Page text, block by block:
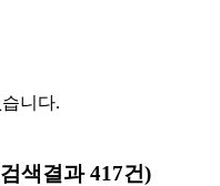
니다.
색결과 417건)